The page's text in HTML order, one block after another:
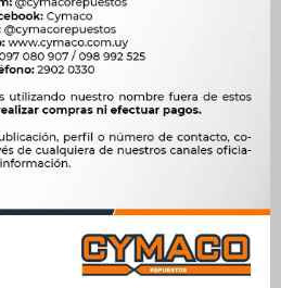
DIESEL 300 ML GAT
$533